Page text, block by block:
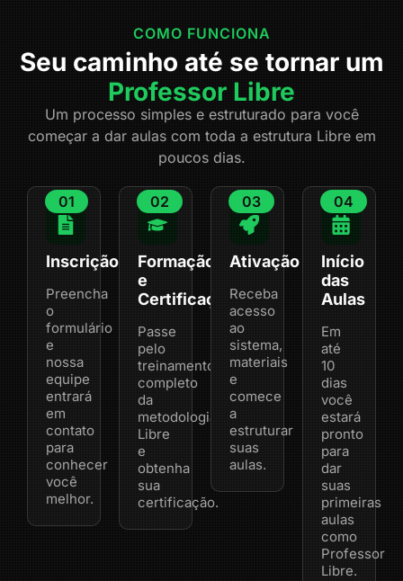
COMO FUNCIONA
Seu caminho até se tornar um
Professor Libre
Um processo simples e estruturado para você
começar a dar aulas com toda a estrutura Libre em
poucos dias.
01
Inscrição
Preencha
o
formulário
e
nossa
equipe
entrará
em
contato
para
conhecer
você
melhor.
02
Formação
e
Certificação
Passe
pelo
treinamento
completo
da
metodologia
Libre
e
obtenha
sua
certificação.
03
Ativação
Receba
acesso
ao
sistema,
materiais
e
comece
a
estruturar
suas
aulas.
04
Início
das
Aulas
Em
até
10
dias
você
estará
pronto
para
dar
suas
primeiras
aulas
como
Professor
Libre.